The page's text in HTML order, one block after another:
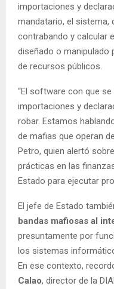
importaciones y
mandatario, el sistema,
contrabando y calcular
diseñado o manipulado
de recursos públicos.
“El software con que
importaciones y
robar. Estamos
de mafias que operan
Petro, quien alertó
prácticas en las
Estado para ejecutar
El jefe de Estado
bandas mafiosas al
presuntamente por
los sistemas
En ese contexto,
Calao, director de la